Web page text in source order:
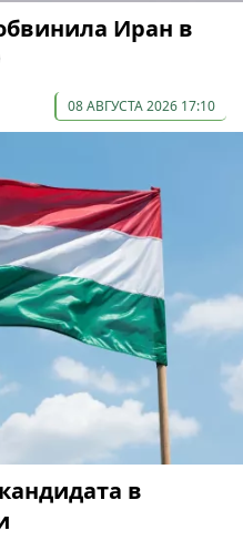
Иран в
08 АВГУСТА 2026 17:10
в